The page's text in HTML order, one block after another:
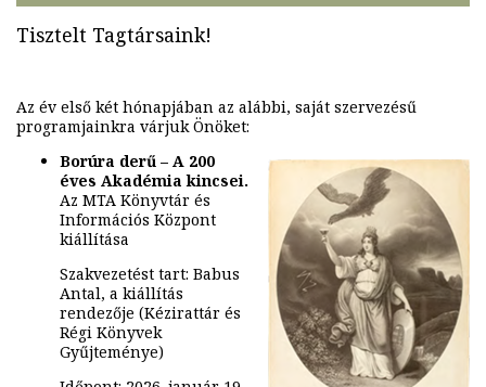
Tisztelt Tagtársaink!
Az év első két hónapjában az alábbi, saját szervezésű
programjainkra várjuk Önöket:
Borúra derű – A 200
éves Akadémia kincsei.
Az MTA Könyvtár és
Információs Központ
kiállítása
Szakvezetést tart: Babus
Antal, a kiállítás
rendezője (Kézirattár és
Régi Könyvek
Gyűjteménye)